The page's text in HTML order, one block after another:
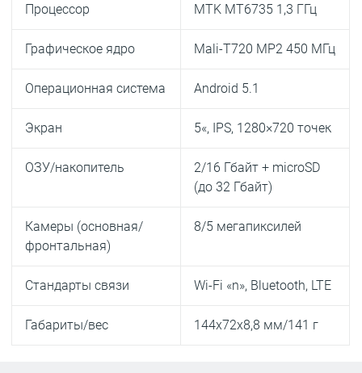
Процессор MTK MT6735 1,3 ГГц
Графическое ядро Mali-T720 MP2 450 МГц
Операционная система Android 5.1
Экран 5«, IPS, 1280×720 точек
ОЗУ/накопитель
2/16 Гбайт + microSD
(до 32 Гбайт)
Камеры (основная/
фронтальная)
8/5 мегапиксилей
Стандарты связи Wi-Fi «n», Bluetooth, LTE
Габариты/вес 144x72x8,8 мм/141 г